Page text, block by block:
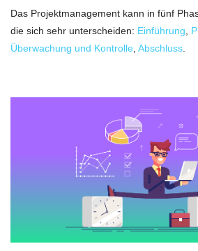
Das Projektmanagement kann in fünf
die sich sehr unterscheiden: Einführung
Überwachung und Kontrolle Abschluss